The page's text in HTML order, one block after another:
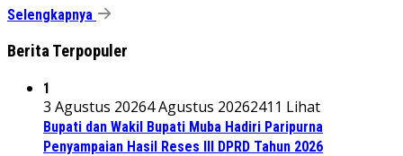
Selengkapnya
Berita Terpopuler
1
3 Agustus 20264 Agustus 20262411 Lihat
Bupati dan Wakil Bupati Muba Hadiri Paripurna
Penyampaian Hasil Reses III DPRD Tahun 2026